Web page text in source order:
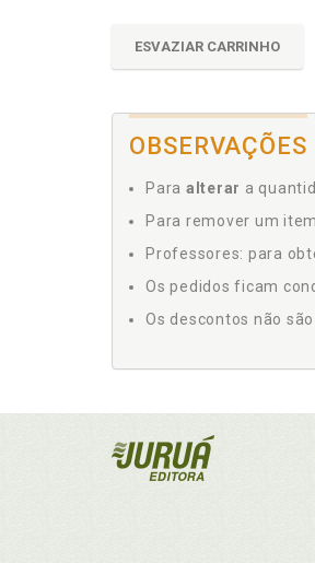
ESVAZIAR CARRINHO
OBSERVAÇÕES
Para alterar a
Para remover um
Professores: para
Os pedidos ficam
Os descontos não